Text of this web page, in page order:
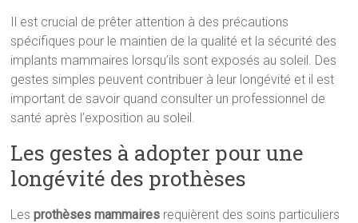
Il est crucial de prêter attention à des précautions
spécifiques pour le maintien de la qualité et la sécurité des
implants mammaires lorsqu’ils sont exposés au soleil. Des
gestes simples peuvent contribuer à leur longévité et il est
important de savoir quand consulter un professionnel de
santé après l’exposition au soleil.
Les gestes à adopter pour une
longévité des prothèses
Lesprothèses mammaires requièrent des soins particuliers